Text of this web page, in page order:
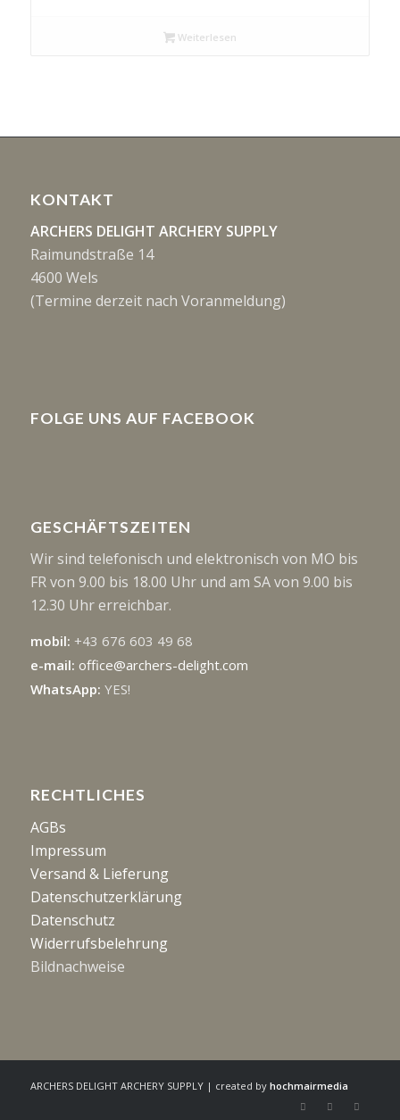
Weiterlesen
KONTAKT
ARCHERS DELIGHT ARCHERY SUPPLY
Raimundstraße 14
4600 Wels
(Termine derzeit nach Voranmeldung)
FOLGE UNS AUF FACEBOOK
GESCHÄFTSZEITEN
Wir sind telefonisch und elektronisch von MO bis
FR von 9.00 bis 18.00 Uhr und am SA von 9.00 bis
12.30 Uhr erreichbar.
mobil: +43 676 603 49 68
e-mail: office@archers-delight.com
WhatsApp: YES!
RECHTLICHES
AGBs
Impressum
Versand & Lieferung
Datenschutzerklärung
Datenschutz
Widerrufsbelehrung
Bildnachweise
ARCHERS DELIGHT ARCHERY SUPPLY | created by hochmairmedia